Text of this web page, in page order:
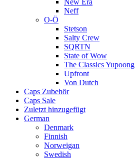
New Era
Neff
O-Ö
Stetson
Salty Crew
SQRTN
State of Wow
The Classics Yupoong
Upfront
Von Dutch
Caps Zubehör
Caps Sale
Zuletzt hinzugefügt
German
Denmark
Finnish
Norweigan
Swedish